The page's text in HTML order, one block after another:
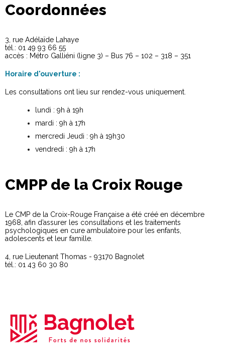
Coordonnées
3, rue Adélaïde Lahaye
tél.: 01 49 93 66 55
accès : Métro Galliéni (ligne 3) – Bus 76 – 102 – 318 – 351
Horaire d'ouverture :
Les consultations ont lieu sur rendez-vous uniquement.
lundi : 9h à 19h
mardi : 9h à 17h
mercredi Jeudi : 9h à 19h30
vendredi : 9h à 17h
CMPP de la Croix Rouge
Le CMP de la Croix-Rouge Française a été créé en décembre
1968, afin d’assurer les consultations et les traitements
psychologiques en cure ambulatoire pour les enfants,
adolescents et leur famille.
4, rue Lieutenant Thomas - 93170 Bagnolet
tél.: 01 43 60 30 80